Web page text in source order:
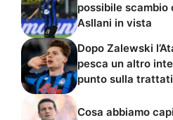
possibile scambio
Asllani in vista
Dopo Zalewski
pesca un altro
punto sulla
Cosa abbiamo